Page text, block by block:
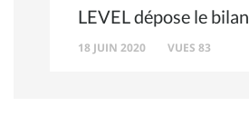
LEVEL dépose le bilan
18 JUIN 2020 VUES 83